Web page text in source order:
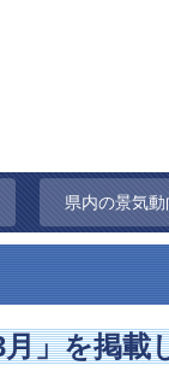
県内の景気動
」を掲載